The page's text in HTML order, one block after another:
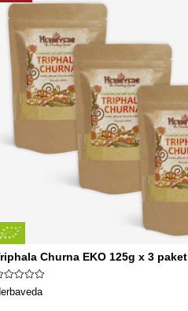
Churna EKO 125g x 3 paket